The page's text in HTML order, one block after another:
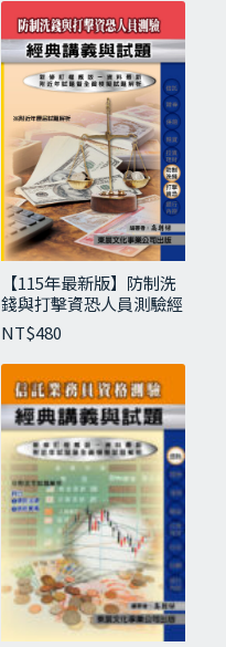
【115年最新版】防制洗
錢與打擊資恐人員測驗經
典講義與試題
NT$480